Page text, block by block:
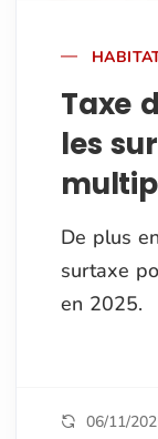
Taxe
les
De plus
surtaxe
en 2025.
06/11/